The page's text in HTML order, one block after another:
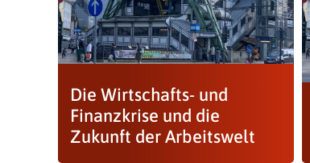
Die Wirtschafts- und
Finanzkrise und die
Zukunft der Arbeitswelt